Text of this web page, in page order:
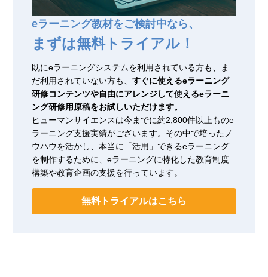
eラーニング教材をご検討中なら、
まずは無料トライアル！
既にeラーニングシステムを利用されている方も、ま
だ利用されていない方も、 すぐに使えるeラーニング
研修コンテンツや自由にアレンジして使えるeラーニ
ング研修用原稿をお試しいただけます。
ヒューマンサイエンスは今までに約2,800件以上ものe
ラーニング支援実績がございます。その中で培ったノ
ウハウを活かし、本当に「活用」できるeラーニング
を制作するために、eラーニングに特化した教育制度
構築や教育企画の支援を行っています。
無料トライアルはこちら